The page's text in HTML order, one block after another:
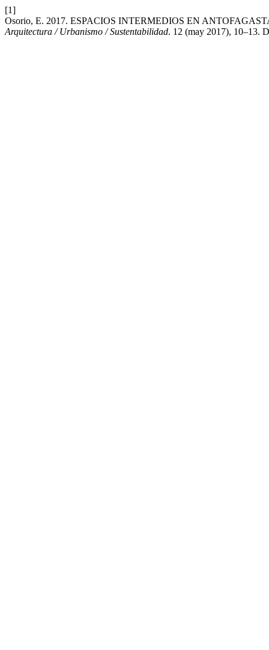
[1]
Osorio, E. 2017. ESPACIOS INTERMEDIOS EN
Arquitectura / Urbanismo / Sustentabilidad. 12 (may 2017), 10–13.